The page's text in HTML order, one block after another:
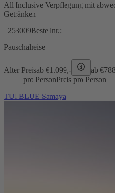
All Inclusive Verpflegung mit
Getränken
253009Bestellnr.:
Pauschalreise
Alter Preisab €1.099,- ab €
pro PersonPreis pro Person
TUI BLUE Samaya